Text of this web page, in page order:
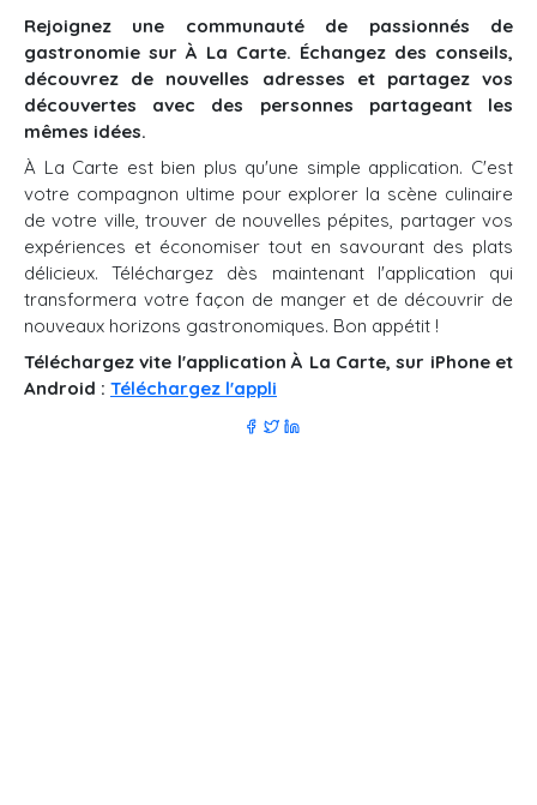
Rejoignez une communauté de passionnés de
gastronomie sur À La Carte. Échangez des conseils,
découvrez de nouvelles adresses et partagez vos
découvertes avec des personnes partageant les
mêmes idées.
À La Carte est bien plus qu'une simple application. C'est
votre compagnon ultime pour explorer la scène culinaire
de votre ville, trouver de nouvelles pépites, partager vos
expériences et économiser tout en savourant des plats
délicieux. Téléchargez dès maintenant l'application qui
transformera votre façon de manger et de découvrir de
nouveaux horizons gastronomiques. Bon appétit !
Téléchargez vite l'application À La Carte, sur iPhone et
Android : Téléchargez l'appli